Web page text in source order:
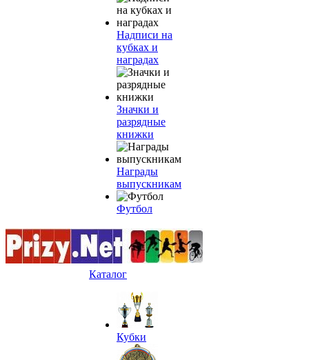
Надписи на
кубках и
наградах
Значки и
разрядные
книжки
Награды
выпускникам
Футбол
Каталог
Кубки